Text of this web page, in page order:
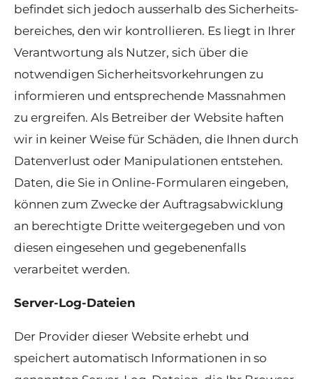
befindet sich jedoch ausserhalb des Sicherheits-
bereiches, den wir kontrollieren. Es liegt in Ihrer
Verantwortung als Nutzer, sich über die
notwendigen Sicherheitsvorkehrungen zu
informieren und entsprechende Massnahmen
zu ergreifen. Als Betreiber der Website haften
wir in keiner Weise für Schäden, die Ihnen durch
Datenverlust oder Manipulationen entstehen.
Daten, die Sie in Online-Formularen eingeben,
können zum Zwecke der Auftragsabwicklung
an berechtigte Dritte weitergegeben und von
diesen eingesehen und gegebenenfalls
verarbeitet werden.
Server-Log-Dateien
Der Provider dieser Website erhebt und
speichert automatisch Informationen in so